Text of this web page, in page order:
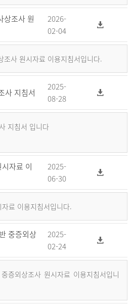
상조사 원
2026-
02-04
조사 원시자료 이용지침서입니다.
사 지침서
2025-
08-28
지침서 입니다
자료 이
2025-
06-30
료 이용지침서입니다.
중증외상
2025-
02-24
증외상조사 원시자료 이용지침서입니